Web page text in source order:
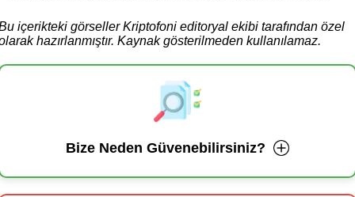
içerikteki görseller Kriptofoni editoryal ekibi tarafından özel
hazırlanmıştır. Kaynak gösterilmeden kullanılamaz.
Bize Neden Güvenebilirsiniz?